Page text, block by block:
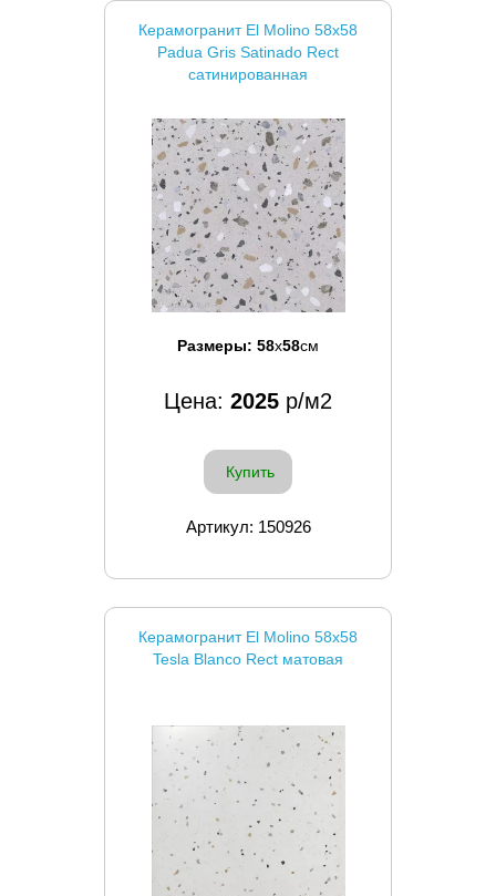
Керамогранит El Molino 58x58
Padua Gris Satinado Rect
сатинированная
Размеры: 58x58см
Цена: 2025 р/м2
Купить
Артикул: 150926
Керамогранит El Molino 58x58
Tesla Blanco Rect матовая